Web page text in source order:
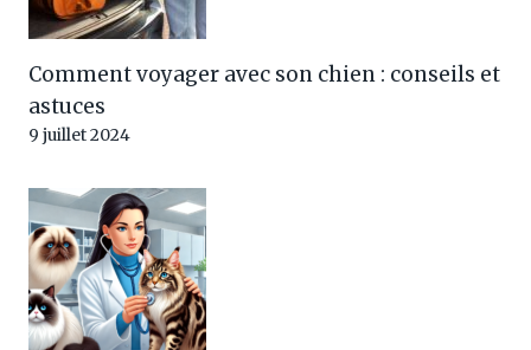
Comment voyager avec son chien : conseils et
astuces
9 juillet 2024